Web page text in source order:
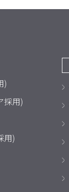
)
採用)
用)